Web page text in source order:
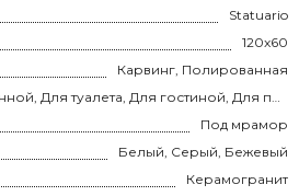
Statuario
120x60
Карвинг, Полированная
Для ванной, Для туалета, Для гостиной, Для прихожей, Для кухни, Для спальни, на теплый пол
Под мрамор
Белый, Серый, Бежевый
Керамогранит